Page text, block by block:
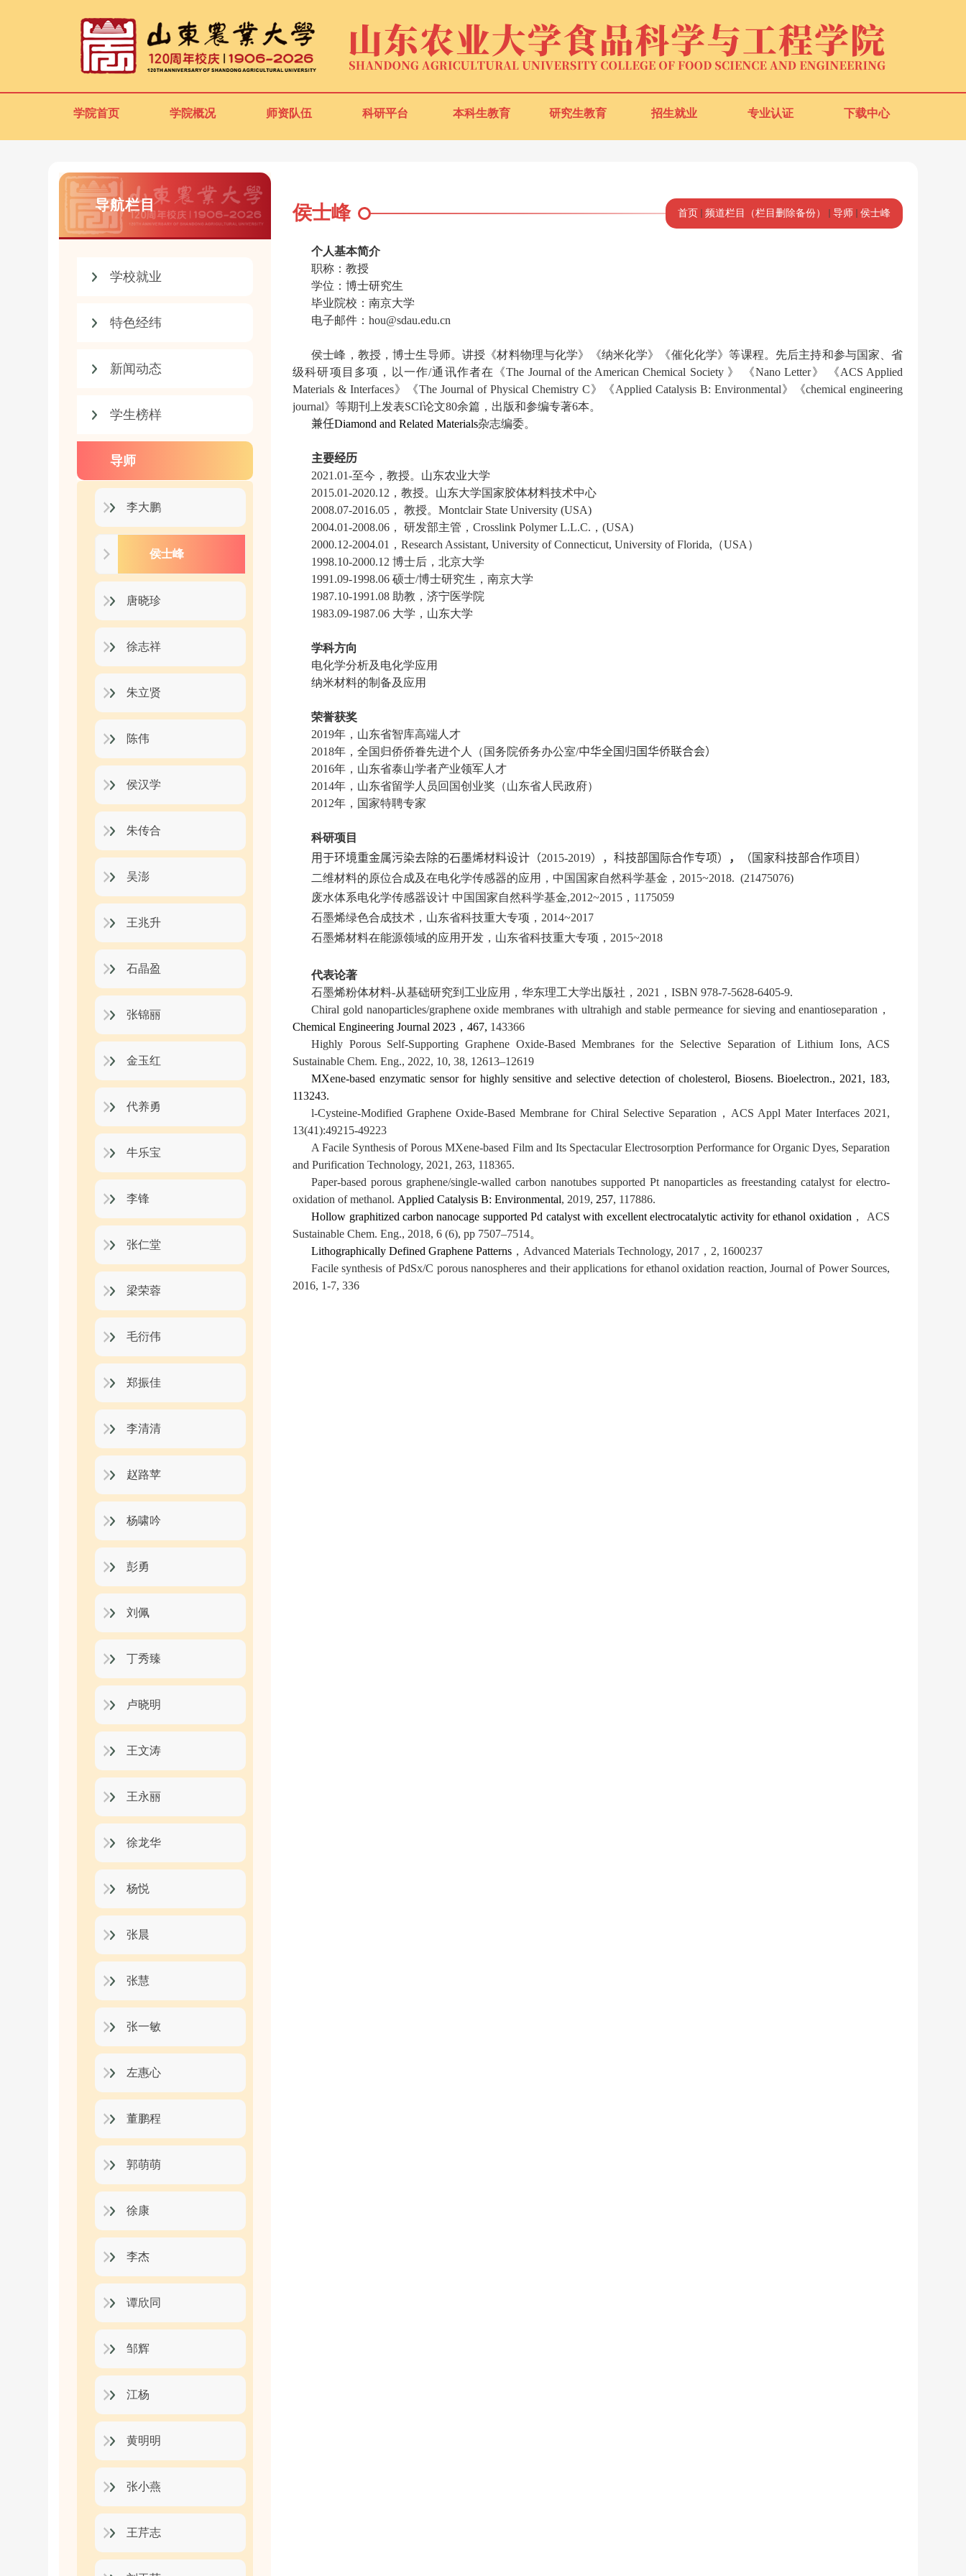
学院首页 学院概况 师资队伍 科研平台 本科生教育 研究生教育 招生就业 专业认证 下载中心
导航栏目
学校就业
特色经纬
新闻动态
学生榜样
导师
李大鹏
侯士峰
唐晓珍
徐志祥
朱立贤
陈伟
侯汉学
朱传合
吴澎
王兆升
石晶盈
张锦丽
金玉红
代养勇
牛乐宝
李锋
张仁堂
梁荣蓉
毛衍伟
郑振佳
李清清
赵路苹
杨啸吟
彭勇
刘佩
丁秀臻
卢晓明
王文涛
王永丽
徐龙华
杨悦
张晨
张慧
张一敏
左惠心
董鹏程
郭萌萌
徐康
李杰
谭欣同
邹辉
江杨
黄明明
张小燕
王芹志
侯士峰 首页 频道栏目（栏目删除备份） 导师 侯士峰
个人基本简介
职称：教授
学位：博士研究生
毕业院校：南京大学
电子邮件：hou@sdau.edu.cn
侯士峰，教授，博士生导师。讲授《材料物理与化学》《纳米化学》《催化化学》等课程。先后主持和参与国家、省
级科研项目多项，以一作/通讯作者在 《The Journal of the American Chemical Society 》 《Nano Letter》 《ACS Applied
Materials & Interfaces》《The Journal of Physical Chemistry C》《Applied Catalysis B: Environmental》《chemical engineering
journal》等期刊上发表SCI论文80余篇，出版和参编专著6本。
兼任Diamond and Related Materials杂志编委。
主要经历
2021.01-至今，教授。山东农业大学
2015.01-2020.12 ，教授。山东大学国家胶体材料技术中心
2008.07-2016.05 ，教授。Montclair State University (USA)
2004.01-2008.06 ，研发部主管 ，Crosslink Polymer L.L.C.，(USA)
2000.12-2004.01 ，Research Assistant, University of Connecticut, University of Florida, （USA ）
1998.10-2000.12博士后，北京大学
1991.09-1998.06硕士/博士研究生，南京大学
1987.10-1991.08 助教，济宁医学院
1983.09-1987.06 大学，山东大学
学科方向
电化学分析及电化学应用
纳米材料的制备及应用
荣誉获奖
2019年，山东省智库高端人才
2018年，全国归侨侨眷先进个人（国务院侨务办公室/中华全国归国华侨联合会）
2016年，山东省泰山学者产业领军人才
2014年，山东省留学人员回国创业奖（山东省人民政府）
2012年，国家特聘专家
科研项目
用于环境重金属污染去除的石墨烯材料设计 （2015-2019） ，科技部国际合作专项） ， （国家科技部合作项目 ）
二维材料的原位合成及在电化学传感器的应用，中国国家自然科学基金， 2015~2018. (21475076)
废水体系电化学传感器设计 中国国家自然科学基金,2012~2015 ， 1175059
石墨烯绿色合成技术，山东省科技重大专项 ， 2014~2017
石墨烯材料在能源领域的应用开发，山东省科技重大专项， 2015~2018
代表论著
石墨烯粉体材料-从基础研究到工业应用，华东理工大学出版社， 2021 ，ISBN 978-7-5628-6405-9.
Chiral gold nanoparticles/graphene oxide membranes with ultrahigh and stable permeance for sieving and enantioseparation ，
Chemical Engineering Journal 2023 ，467, 143366
Highly Porous Self-Supporting Graphene Oxide-Based Membranes for the Selective Separation of Lithium Ions, ACS
Sustainable Chem. Eng., 2022, 10, 38, 12613–12619
MXene-based enzymatic sensor for highly sensitive and selective detection of cholesterol, Biosens. Bioelectron., 2021, 183,
113243.
l-Cysteine-Modified Graphene Oxide-Based Membrane for Chiral Selective Separation ， ACS Appl Mater Interfaces 2021,
13(41):49215-49223
A Facile Synthesis of Porous MXene-based Film and Its Spectacular Electrosorption Performance for Organic Dyes, Separation
and Purification Technology, 2021, 263, 118365.
Paper-based porous graphene/single-walled carbon nanotubes supported Pt nanoparticles as freestanding catalyst for electro-
oxidation of methanol. Applied Catalysis B: Environmental, 2019, 257, 117886.
Hollow graphitized carbon nanocage supported Pd catalyst with excellent electrocatalytic activity forethanol oxidation ， ACS
Sustainable Chem. Eng., 2018, 6 (6), pp 7507–7514。
Lithographically Defined Graphene Patterns ， Advanced Materials Technology, 2017 ， 2, 1600237
Facile synthesis of PdSx/C porous nanospheres and their applications for ethanol oxidation reaction, Journal of Power Sources,
2016, 1-7, 336